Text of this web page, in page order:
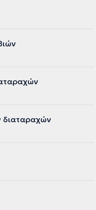
διαταραχών